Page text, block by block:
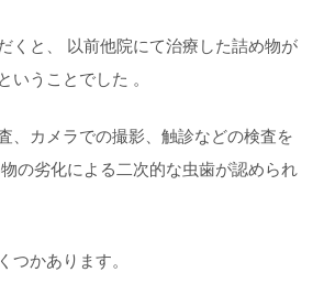
くと、 以前他院にて治療した詰め物が
いうことでした 。
、カメラでの撮影、触診などの検査を
の劣化による二次的な虫歯が認められ
つかあります。